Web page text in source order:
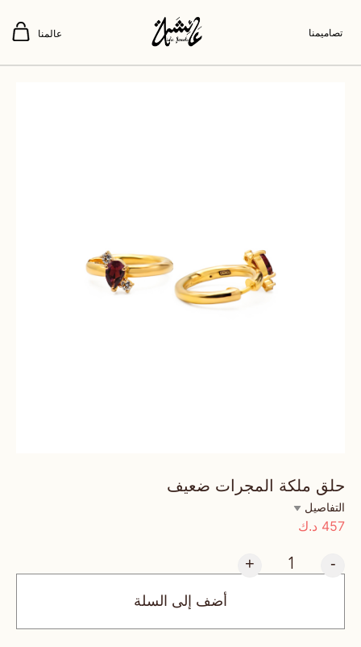
تصاميمنا عالمنا
حلق ملكة المجرات ضعيف
التفاصيل
457 د.ك
-
+
أضف إلى السلة